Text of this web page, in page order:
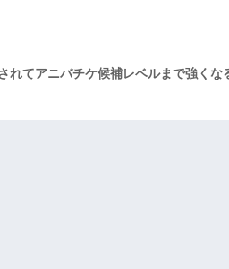
れてアニバチケ候補レベルまで強くな